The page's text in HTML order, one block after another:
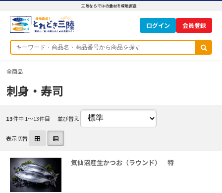
三陸ならではの食材を産地直送！
ログイン
全商品
刺身・寿司
13件中 1〜13件目 並び替え
表示切替
気仙沼産生かつお（ラウンド） 特